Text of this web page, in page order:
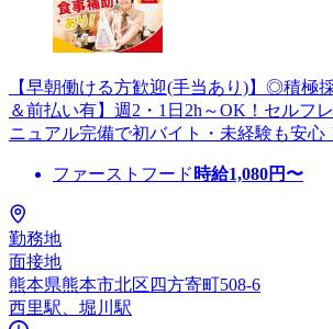
【早朝働ける方歓迎(手当あり)】◎積極
＆前払い有】週2・1日2h～OK！セルフ
ニュアル完備で初バイト・未経験も安心
ファーストフード 時給1,080円〜
勤務地
面接地
熊本県熊本市北区四方寄町508-6
西里駅、堀川駅